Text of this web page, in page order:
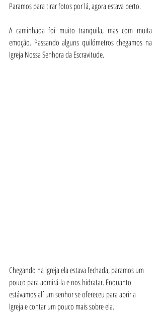
Paramos para tirar fotos por lá, agora estava perto.
A caminhada foi muito tranquila, mas com muita
emoção. Passando alguns quilómetros chegamos na
Igreja Nossa Senhora da Escravitude.
Chegando na Igreja ela estava fechada, paramos um
pouco para admirá-la e nos hidratar. Enquanto
estávamos alí um senhor se ofereceu para abrir a
Igreja e contar um pouco mais sobre ela.